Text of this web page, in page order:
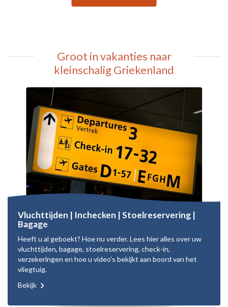
Groot in vakanties naar
kleinschalig Griekenland
Vluchttijden | Inchecken | Stoelreservering |
Bagage
Heeft u al geboekt? Hoe nu verder. Lees hier alles over uw
vluchttijden, bagage, stoelreservering, check-in,
verzekeringen en hoe u video's bekijkt aan boord van het
vliegtuig.
Bekijk